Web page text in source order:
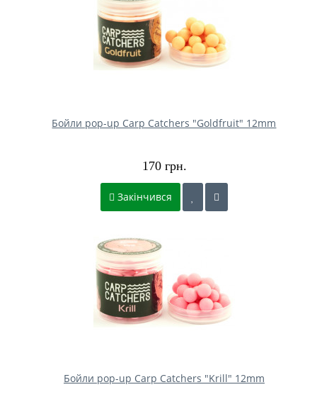
Бойли pop-up Carp Catchers "Goldfruit" 12mm
170 грн.
Закінчився
Бойли pop-up Carp Catchers "Krill" 12mm